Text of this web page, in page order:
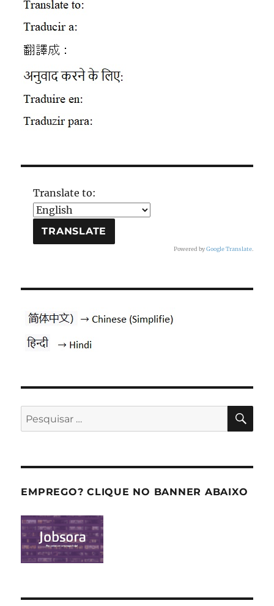
Translate to:
Powered byGoogle Translate.
Pesquisar
por:
EMPREGO? CLIQUE NO BANNER ABAIXO